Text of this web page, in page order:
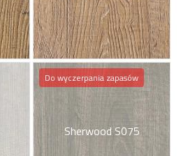
Sherwood S075
Do wyczerpania zapasów